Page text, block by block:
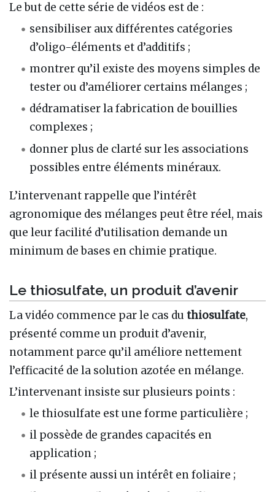
Le but de cette série de vidéos est de :
sensibiliser aux différentes catégories
d’oligo-éléments et d’additifs ;
montrer qu’il existe des moyens simples de
tester ou d’améliorer certains mélanges ;
dédramatiser la fabrication de bouillies
complexes ;
donner plus de clarté sur les associations
possibles entre éléments minéraux.
L’intervenant rappelle que l’intérêt
agronomique des mélanges peut être réel, mais
que leur facilité d’utilisation demande un
minimum de bases en chimie pratique.
Le thiosulfate, un produit d’avenir
La vidéo commence par le cas du thiosulfate,
présenté comme un produit d’avenir,
notamment parce qu’il améliore nettement
l’efficacité de la solution azotée en mélange.
L’intervenant insiste sur plusieurs points :
le thiosulfate est une forme particulière ;
il possède de grandes capacités en
application ;
il présente aussi un intérêt en foliaire ;